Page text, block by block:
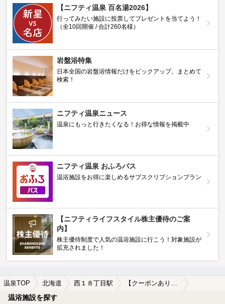
【ニフティ温泉 百名湯2026】
行ってみたい施設に投票してプレゼントを当てよう！
（全10回開催 / 合計260名様）
岩盤浴特集
日本全国の岩盤浴情報だけをピックアップ。まとめて
検索！
ニフティ温泉ニュース
温泉にもっと行きたくなる！お得な情報を掲載中
ニフティ温泉 おふろパス
温浴施設をお得に楽しめるサブスクリプションプラン
【ニフティライフスタイル株主優待のご案
内】
株主優待制度で人気の温浴施設に行こう！対象施設が
拡充されました！
温泉TOP 北海道 西１８丁目駅
温浴施設を探す